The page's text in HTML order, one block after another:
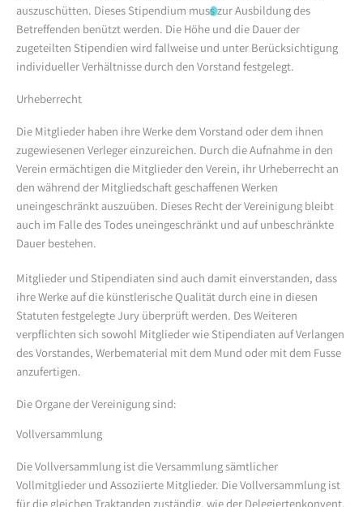
auszuschütten. Dieses Stipendium muss zur Ausbildung des
Betreffenden benützt werden. Die Höhe und die Dauer der
zugeteilten Stipendien wird fallweise und unter Berücksichtigung
individueller Verhältnisse durch den Vorstand festgelegt.
Urheberrecht
Die Mitglieder haben ihre Werke dem Vorstand oder dem ihnen
zugewiesenen Verleger einzureichen. Durch die Aufnahme in den
Verein ermächtigen die Mitglieder den Verein, ihr Urheberrecht an
den während der Mitgliedschaft geschaffenen Werken
uneingeschränkt auszuüben. Dieses Recht der Vereinigung bleibt
auch im Falle des Todes uneingeschränkt und auf unbeschränkte
Dauer bestehen.
Mitglieder und Stipendiaten sind auch damit einverstanden, dass
ihre Werke auf die künstlerische Qualität durch eine in diesen
Statuten festgelegte Jury überprüft werden. Des Weiteren
verpflichten sich sowohl Mitglieder wie Stipendiaten auf Verlangen
des Vorstandes, Werbematerial mit dem Mund oder mit dem Fusse
anzufertigen.
Die Organe der Vereinigung sind:
Vollversammlung
Die Vollversammlung ist die Versammlung sämtlicher
Vollmitglieder und Assoziierte Mitglieder. Die Vollversammlung ist
für die gleichen Traktanden zuständig, wie der Delegiertenkonvent.